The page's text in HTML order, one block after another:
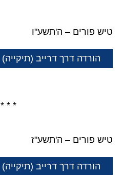
טיש פורים – ה'תשע"ו
הורדה דרך דרייב (תיקייה)
* * *
טיש פורים – ה'תשע"ז
הורדה דרך דרייב (תיקייה)